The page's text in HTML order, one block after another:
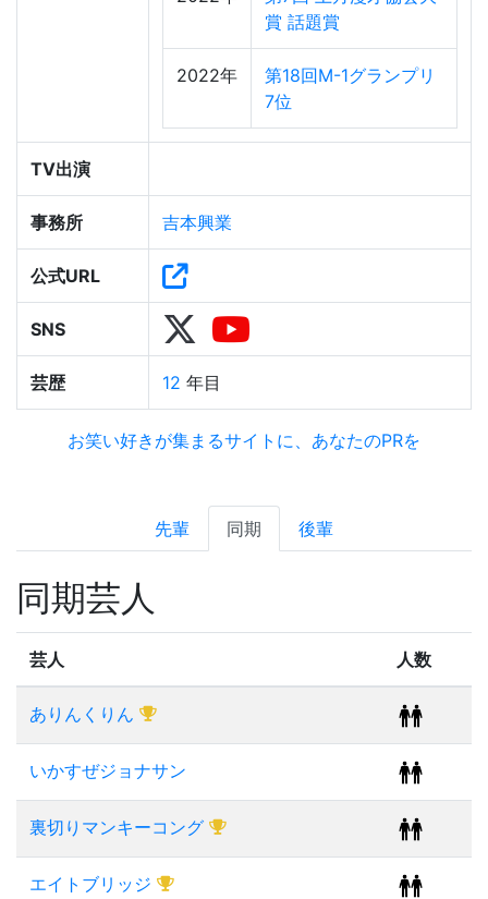
賞 話題賞
2022年
第18回M-1グランプリ
7位
TV出演
事務所 吉本興業
公式URL
SNS
芸歴 12 年目
お笑い好きが集まるサイトに、あなたのPRを
先輩 同期 後輩
同期芸人
芸人 人数
ありんくりん
いかすぜジョナサン
裏切りマンキーコング
エイトブリッジ